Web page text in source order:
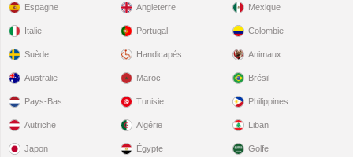
Espagne
Italie
Suède
Angleterre
Portugal
Handicapés
Mexique
Colombie
Animaux
Australie
Pays-Bas
Autriche
Japon
Maroc
Tunisie
Algérie
Égypte
Brésil
Philippines
Liban
Golfe